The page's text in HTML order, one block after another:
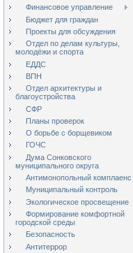
Финансовое управление
Бюджет для граждан
Проекты для обсуждения
Отдел по делам культуры,
молодёжи и спорта
ЕДДС
ВПН
Отдел архитектуры и
благоустройства
СФР
Планы проверок
О борьбе с борщевиком
ГОЧС
Дума Сонковского
муниципального округа
Антимонопольный комплаенс
Муниципальный контроль
Экологическое просвещение
Формирование комфортной
городской среды
Безопасность
Антитеррор